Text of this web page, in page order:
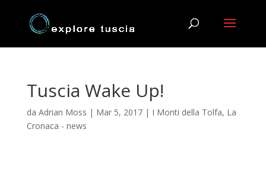
Tuscia Wake Up!
da Adrian Moss | Mar 5, 2017| I Monti della Tolfa, La
Cronaca - news